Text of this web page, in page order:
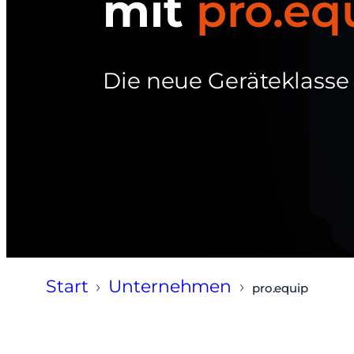
Die neue Geräteklasse
Start › Unternehmen › pro.equip